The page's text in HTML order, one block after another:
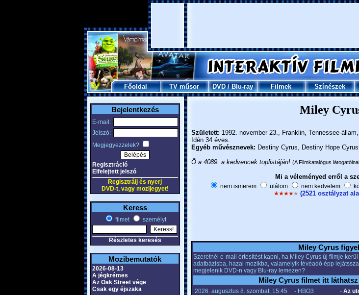
Főoldal TV műsor DVD/Blu-ray Filmek Színészek
Bejelentkezés
E-mail:
Jelszó:
Megjegyezzelek?
Regisztráció
Elfelejtett jelszó
Regisztrálj és nyerj
DVD-t, vagy mozijegyet!
Keress
filmet személyt
Részletes keresés
Mozibemutatók
2026-08-13
A jégkrémes
Az Oak Street vége
Csak egy éjszaka
Miley
Született: 1992. november 23., Franklin, Tennessee-
Idén 34 éves.
Egyéb művésznevek: Destiny Cyrus, Destiny Hope
Õ a 4089. a kedvencek toplistáján! (A Filmkatalógus
Mi a véleményed erről a
nem ismerem utálom nem kedvelem
(2521 osztályzat
Miley Cyrus
Szeretnél e-mail értesítést kapni, ha Miley Cyrus új filmje kerül
adatbázisba, hazai mozikba, valamelyik tévéadó épp
megjelenik DVD-n vagy Blu-ray lemezen?
Miley Cyrus filmet itt
2026. augusztus 8. szombat, 15:45 - HBO3 - Az